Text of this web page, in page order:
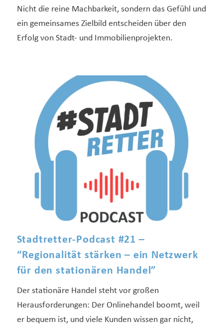
Nicht die reine Machbarkeit, sondern das Gefühl und
ein gemeinsames Zielbild entscheiden über den
Erfolg von Stadt- und Immobilienprojekten.
Stadtretter-Podcast #21 –
“Regionalität stärken – ein Netzwerk
für den stationären Handel”
Der stationäre Handel steht vor großen
Herausforderungen: Der Onlinehandel boomt, weil
er bequem ist, und viele Kunden wissen gar nicht,